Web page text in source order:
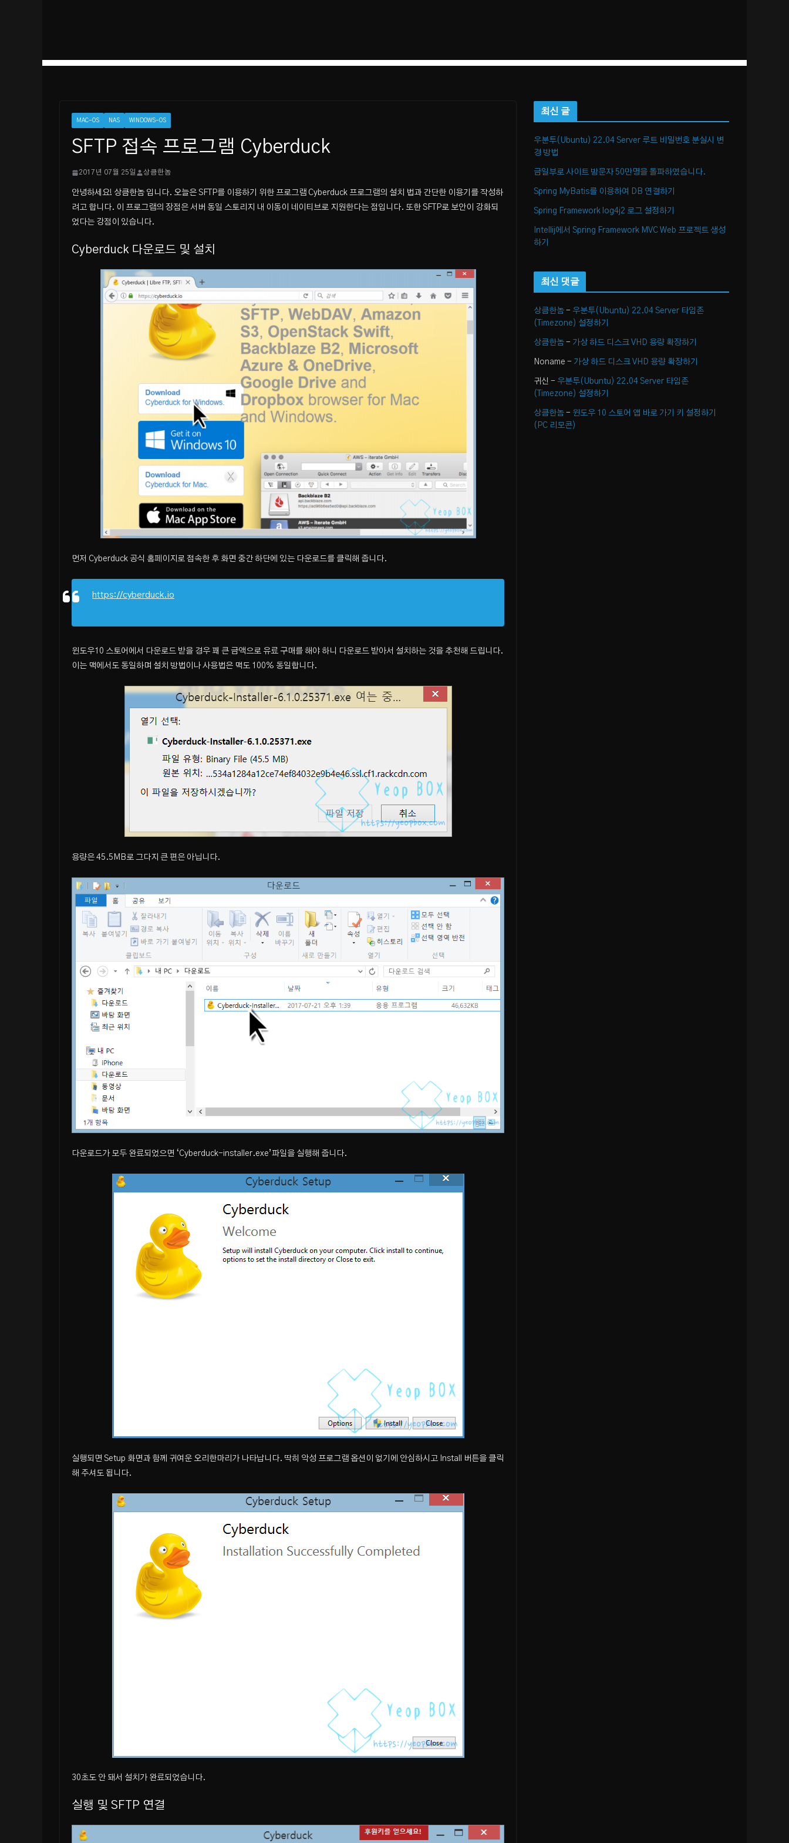
MAC-OS NAS WINDOWS-OS
SFTP 접속 프로그램 Cyberduck
2017년 07월 25일 상큼한놈
안녕하세요! 상큼한놈 입니다. 오늘은 SFTP를 이용하기 위한 프로그램 Cyberduck 프로그램의 설치 법과 간단한 이용기를 작성하
려고 합니다. 이 프로그램의 장점은 서버 동일 스토리지 내 이동이 네이티브로 지원한다는 점입니다. 또한 SFTP로 보안이 강화되
었다는 강점이 있습니다.
Cyberduck 다운로드 및 설치
먼저 Cyberduck 공식 홈페이지로 접속한 후 화면 중간 하단에 있는 다운로드를 클릭해 줍니다.
https://cyberduck.io
윈도우10 스토어에서 다운로드 받을 경우 꽤 큰 금액으로 유료 구매를 해야 하니 다운로드 받아서 설치하는 것을 추천해 드립니다.
이는 맥에서도 동일하며 설치 방법이나 사용법은 맥도 100% 동일합니다.
용량은 45.5MB로 그다지 큰 편은 아닙니다.
다운로드가 모두 완료되었으면 ‘Cyberduck-installer.exe’파일을 실행해 줍니다.
실행되면 Setup 화면과 함께 귀여운 오리한마리가 나타납니다. 딱히 악성 프로그램 옵션이 없기에 안심하시고 Install 버튼을 클릭
해 주셔도 됩니다.
30초도 안 돼서 설치가 완료되었습니다.
실행 및 SFTP 연결
최신 글
우분투(Ubuntu) 22.04 Server 루트 비밀번호 분실시 변
경 방법
금일부로 사이트 방문자 50만명을 돌파하였습니다.
Spring MyBatis를 이용하여 DB 연결하기
Spring Framework log4j2 로그 설정하기
Intellij에서 Spring Framework MVC Web 프로젝트 생성
하기
최신 댓글
상큼한놈 - 우분투(Ubuntu) 22.04 Server 타임존
(Timezone) 설정하기
상큼한놈 - 가상 하드 디스크 VHD 용량 확장하기
Noname - 가상 하드 디스크 VHD 용량 확장하기
귀신 - 우분투(Ubuntu) 22.04 Server 타임존
(Timezone) 설정하기
상큼한놈 - 윈도우 10 스토어 앱 바로 가기 키 설정하기
(PC 리모콘)